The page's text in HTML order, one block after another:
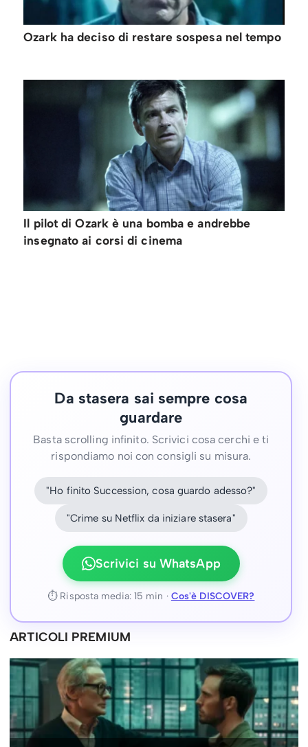
Ozark ha deciso di restare sospesa nel tempo
Il pilot di Ozark è una bomba e andrebbe
insegnato ai corsi di cinema
Da stasera sai sempre cosa
guardare
Basta scrolling infinito. Scrivici cosa cerchi e ti
rispondiamo noi con consigli su misura.
"Ho finito Succession, cosa guardo adesso?"
"Crime su Netflix da iniziare stasera"
Scrivici su WhatsApp
⏱ Risposta media: 15 min · Cos'è DISCOVER?
ARTICOLI PREMIUM